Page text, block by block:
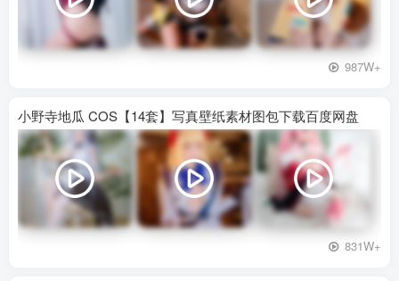
987W+
小野寺地瓜 COS【14套】写真壁纸素材图包下载百度网盘
831W+